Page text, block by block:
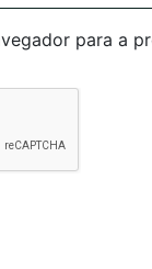
para a